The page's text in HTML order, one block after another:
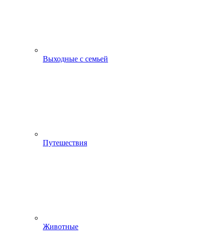
Выходные с семьей
Путешествия
Животные